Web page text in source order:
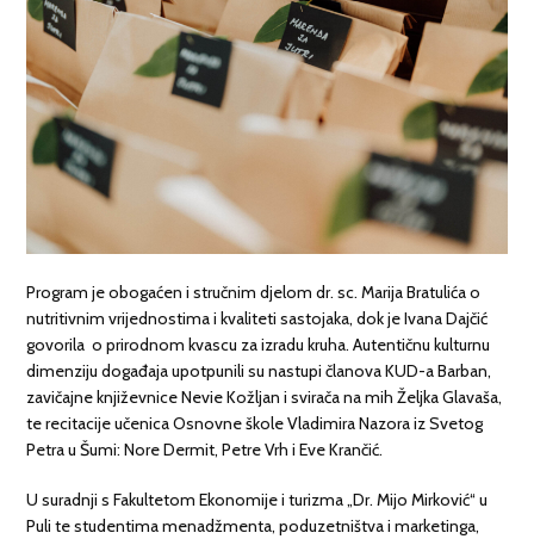
Program je obogaćen i stručnim djelom dr. sc. Marija Bratulića o
nutritivnim vrijednostima i kvaliteti sastojaka, dok je Ivana Dajčić
govorila o prirodnom kvascu za izradu kruha. Autentičnu kulturnu
dimenziju događaja upotpunili su nastupi članova KUD-a Barban,
zavičajne književnice Nevie Kožljan i svirača na mih Željka Glavaša,
te recitacije učenica Osnovne škole Vladimira Nazora iz Svetog
Petra u Šumi: Nore Dermit, Petre Vrh i Eve Krančić.
U suradnji s Fakultetom Ekonomije i turizma „Dr. Mijo Mirković“ u
Puli te studentima menadžmenta, poduzetništva i marketinga,